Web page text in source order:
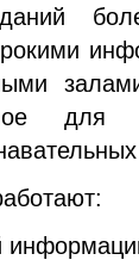
для